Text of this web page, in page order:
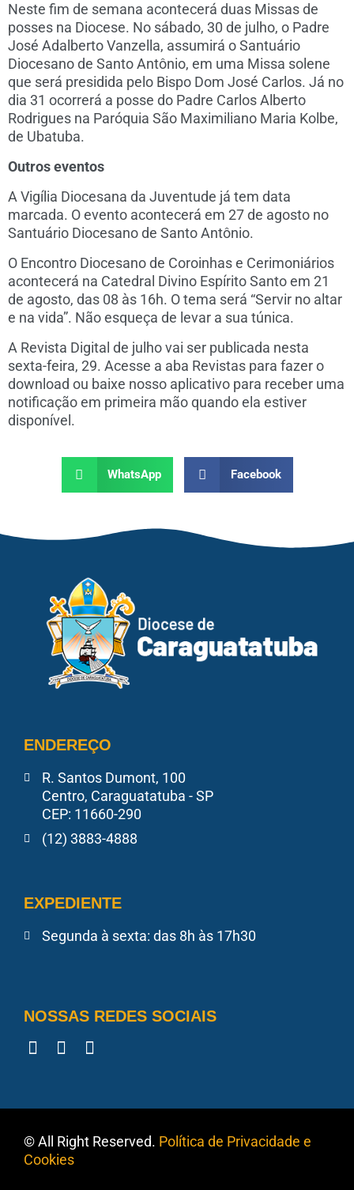
Neste fim de semana acontecerá duas Missas de
posses na Diocese. No sábado, 30 de julho, o Padre
José Adalberto Vanzella, assumirá o Santuário
Diocesano de Santo Antônio, em uma Missa solene
que será presidida pelo Bispo Dom José Carlos. Já no
dia 31 ocorrerá a posse do Padre Carlos Alberto
Rodrigues na Paróquia São Maximiliano Maria Kolbe,
de Ubatuba.
Outros eventos
A Vigília Diocesana da Juventude já tem data
marcada. O evento acontecerá em 27 de agosto no
Santuário Diocesano de Santo Antônio.
O Encontro Diocesano de Coroinhas e Cerimoniários
acontecerá na Catedral Divino Espírito Santo em 21
de agosto, das 08 às 16h. O tema será “Servir no altar
e na vida”. Não esqueça de levar a sua túnica.
A Revista Digital de julho vai ser publicada nesta
sexta-feira, 29. Acesse a aba Revistas para fazer o
download ou baixe nosso aplicativo para receber uma
notificação em primeira mão quando ela estiver
disponível.
WhatsApp Facebook
ENDEREÇO
R. Santos Dumont, 100
Centro, Caraguatatuba - SP
CEP: 11660-290
(12) 3883-4888
EXPEDIENTE
Segunda à sexta: das 8h às 17h30
NOSSAS REDES SOCIAIS
© All Right Reserved. Política de Privacidade e
Cookies